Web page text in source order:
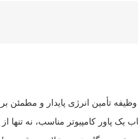
تأمین انرژی پایدار و مطمئن
یک پاور کامپیوتر مناسب، نه